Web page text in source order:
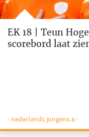
EK 18 | Teun
scorebord laat
- nederlands jongens a -